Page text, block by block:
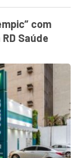
com
Saúde